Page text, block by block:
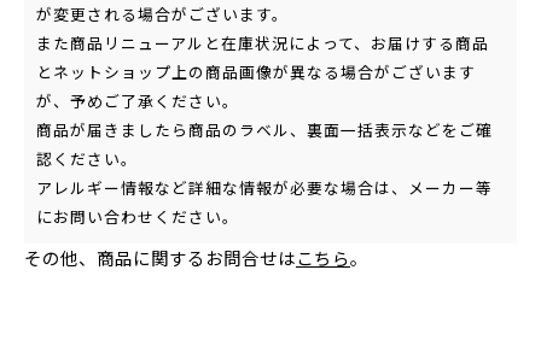
が変更される場合がございます。
また商品リニューアルと在庫状況によって、お届けする商品
とネットショップ上の商品画像が異なる場合がございます
が、予めご了承ください。
商品が届きましたら商品のラベル、裏面一括表示などをご確
認ください。
アレルギー情報など詳細な情報が必要な場合は、メーカー等
にお問い合わせください。
その他、商品に関するお問合せはこちら。